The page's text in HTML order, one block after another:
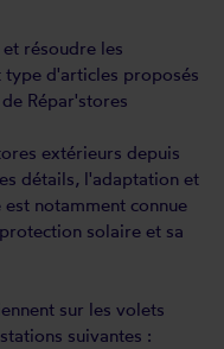
résoudre les
d'articles proposés
Répar'stores
extérieurs depuis
détails, l'adaptation et
notamment connue
solaire et sa
sur les volets
suivantes :